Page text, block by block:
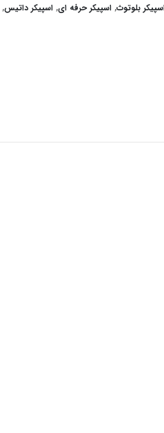
بلوتوث, اسپیکر حرفه ای, اسپیکر داتیس,